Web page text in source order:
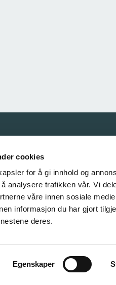
cookies
for å gi innhold og
analysere trafikken vår. Vi
våre innen sosiale
informasjon du har gjort
deres.
Egenskaper
Våre